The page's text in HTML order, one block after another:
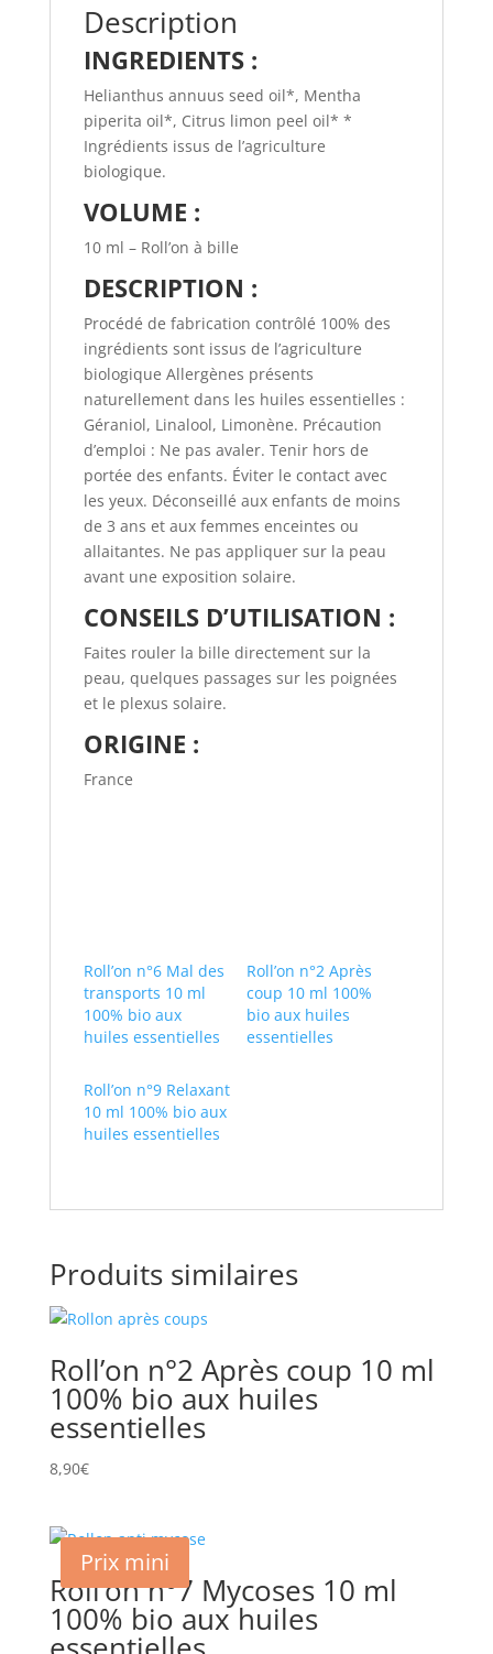
huiles
essentielles
Description
INGREDIENTS :
Helianthus annuus seed oil*, Mentha
piperita oil*, Citrus limon peel oil* *
Ingrédients issus de l’agriculture
biologique.
VOLUME :
10 ml – Roll’on à bille
DESCRIPTION :
Procédé de fabrication contrôlé 100% des
ingrédients sont issus de l’agriculture
biologique Allergènes présents
naturellement dans les huiles essentielles :
Géraniol, Linalool, Limonène. Précaution
d’emploi : Ne pas avaler. Tenir hors de
portée des enfants. Éviter le contact avec
les yeux. Déconseillé aux enfants de moins
de 3 ans et aux femmes enceintes ou
allaitantes. Ne pas appliquer sur la peau
avant une exposition solaire.
CONSEILS D’UTILISATION :
Faites rouler la bille directement sur la
peau, quelques passages sur les poignées
et le plexus solaire.
ORIGINE :
France
Roll’on n°6 Mal des
transports 10 ml
100% bio aux
huiles essentielles
Roll’on n°2 Après
coup 10 ml 100%
bio aux huiles
essentielles
Roll’on n°9 Relaxant
10 ml 100% bio aux
huiles essentielles
Produits similaires
Roll’on n°2 Après coup 10 ml
100% bio aux huiles
essentielles
8,90€
Prix mini
Roll’on n°7 Mycoses 10 ml
100% bio aux huiles